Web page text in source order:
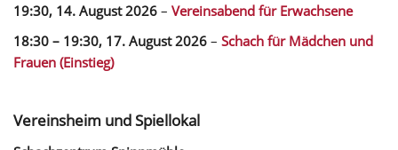
19:30, 14. August 2026 – Vereinsabend für Erwachsene
18:30 – 19:30, 17. August 2026 – Schach für Mädchen und
Frauen (Einstieg)
Vereinsheim und Spiellokal